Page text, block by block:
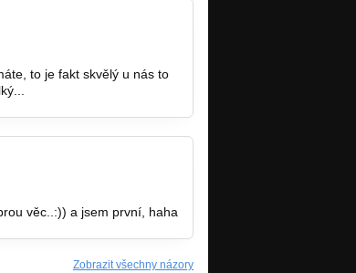
to je fakt skvělý u nás to
věc..:)) a jsem první, haha
Zobrazit všechny názory